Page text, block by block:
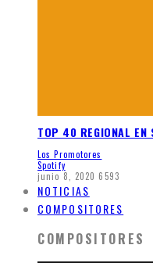
TOP 40 REGIONAL EN
Los Promotores
Spotify
junio 8, 2020 6593
NOTICIAS
COMPOSITORES
COMPOSITORES